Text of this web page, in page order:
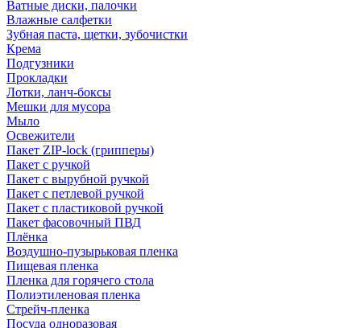
Ватные диски, палочки
Влажные салфетки
Зубная паста, щетки, зубочистки
Крема
Подгузники
Прокладки
Лотки, ланч-боксы
Мешки для мусора
Мыло
Освежители
Пакет ZIP-lock (грипперы)
Пакет с ручкой
Пакет с вырубной ручкой
Пакет с петлевой ручкой
Пакет с пластиковой ручкой
Пакет фасовочный ПВД
Плёнка
Воздушно-пузырьковая пленка
Пищевая пленка
Пленка для горячего стола
Полиэтиленовая пленка
Стрейч-пленка
Посуда одноразовая